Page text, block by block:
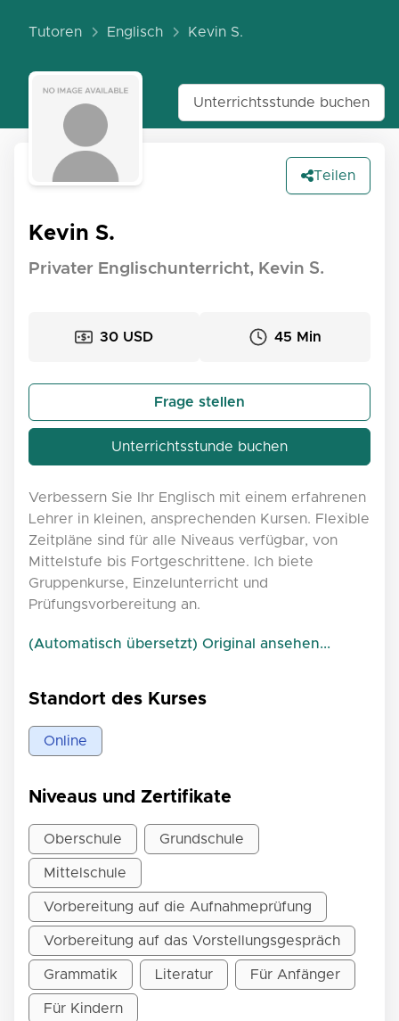
Tutoren Englisch Kevin S.
Unterrichtsstunde buchen
Teilen
Kevin S.
Privater Englischunterricht, Kevin S.
30 USD 45 Min
Frage stellen
Unterrichtsstunde buchen
Verbessern Sie Ihr Englisch mit einem erfahrenen
Lehrer in kleinen, ansprechenden Kursen. Flexible
Zeitpläne sind für alle Niveaus verfügbar, von
Mittelstufe bis Fortgeschrittene. Ich biete
Gruppenkurse, Einzelunterricht und
Prüfungsvorbereitung an.
(Automatisch übersetzt) Original ansehen...
Standort des Kurses
Online
Niveaus und Zertifikate
Oberschule Grundschule
Mittelschule
Vorbereitung auf die Aufnahmeprüfung
Vorbereitung auf das Vorstellungsgespräch
Grammatik Literatur Für Anfänger
Für Kindern